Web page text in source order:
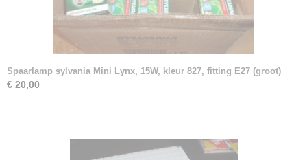
Spaarlamp sylvania Mini Lynx, 15W, kleur 827, fitting E27 (groot)
€ 20,00